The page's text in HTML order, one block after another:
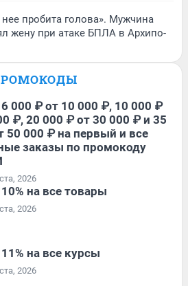
пробита голова». Мужчина
жену при атаке БПЛА в Архипо-
000 ₽ от 10 000 ₽, 10 000 ₽
₽, 20 000 ₽ от 30 000 ₽ и 35
50 000 ₽ на первый и все
заказы по промокоду
2026
на все товары
2026
на все курсы
2026